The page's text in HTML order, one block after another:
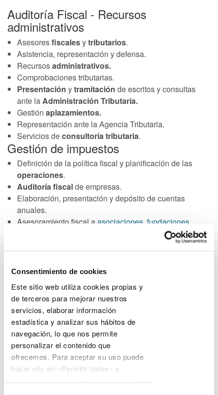
Consentimiento de cookies
Este sitio web utiliza cookies propias y
de terceros para mejorar nuestros
servicios, elaborar información
estadística y analizar sus hábitos de
navegación, lo que nos permite
personalizar el contenido que
ofrecemos. Para aceptar su uso puede
hacer clic en «Permitir todas» o
marcar aquellas cookies que desee
Auditoría Fiscal - Recursos
administrativos
Asesoresfiscalesytributarios.
Asistencia, representación y defensa.
Recursosadministrativos.
Comprobaciones tributarias.
Presentación ytramitación de escritos y consultas
ante laAdministración Tributaria.
Gestión aplazamientos.
Representación ante la Agencia Tributaria.
Servicios deconsultoría tributaria.
Gestión de impuestos
Definición de la política fiscal y planificación de las
operaciones.
Auditoría fiscalde empresas.
Elaboración, presentación y depósito de cuentas
anuales.
Asesoramiento fiscal a asociaciones, fundaciones
agencias de viajes, sector inmobiliario, farmacias, etc.
declaraciones de
censos, impuestosespeciales, aduanas,
herencias.
Modelo 720. Declaración de bienes y derechos en el
extranjero.
Retención ypago a cuentade impuestos.
Presentaciones de impuestos de forma
Otros servicios de asesoramiento para
empresa